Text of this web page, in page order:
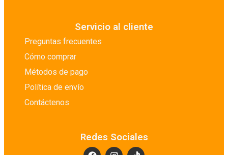
Servicio al cliente
Preguntas frecuentes
Cómo comprar
Métodos de pago
Política de envío
Contáctenos
Redes Sociales